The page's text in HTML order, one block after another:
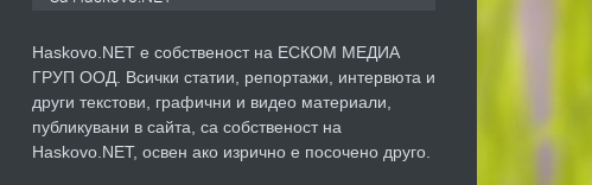
Haskovo.NET е собственост на ЕСКОМ МЕДИА
ГРУП ООД. Всички статии, репортажи, интервюта и
други текстови, графични и видео материали,
публикувани в сайта, са собственост на
Haskovo.NET, освен ако изрично е посочено друго.